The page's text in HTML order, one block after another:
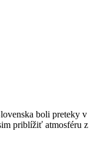
boli preteky v
priblížiť atmosféru z